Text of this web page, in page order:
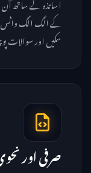
کے الگ الگ واٹس
سکیں اور سوالات
صرفی اور